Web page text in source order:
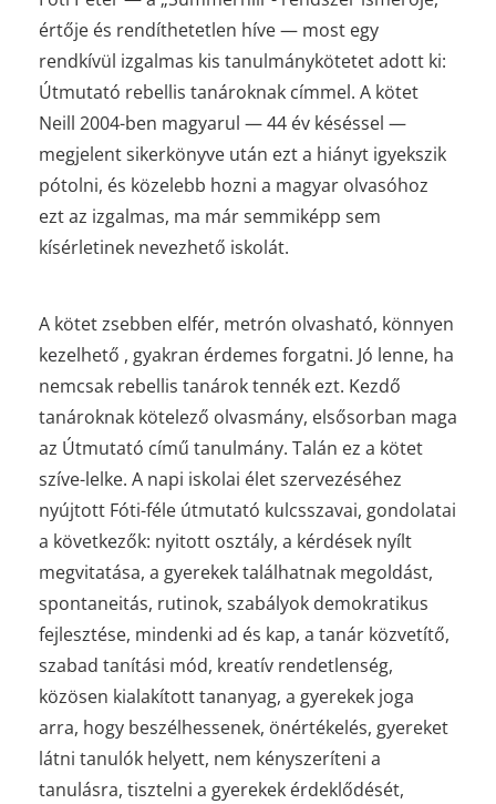
értője és rendíthetetlen híve — most egy
rendkívül izgalmas kis tanulmánykötetet adott ki:
Útmutató rebellis tanároknak címmel. A kötet
Neill 2004-ben magyarul — 44 év késéssel —
megjelent sikerkönyve után ezt a hiányt igyekszik
pótolni, és közelebb hozni a magyar olvasóhoz
ezt az izgalmas, ma már semmiképp sem
kísérletinek nevezhető iskolát.
A kötet zsebben elfér, metrón olvasható, könnyen
kezelhető , gyakran érdemes forgatni. Jó lenne, ha
nemcsak rebellis tanárok tennék ezt. Kezdő
tanároknak kötelező olvasmány, elsősorban maga
az Útmutató című tanulmány. Talán ez a kötet
szíve-lelke. A napi iskolai élet szervezéséhez
nyújtott Fóti-féle útmutató kulcsszavai, gondolatai
a következők: nyitott osztály, a kérdések nyílt
megvitatása, a gyerekek találhatnak megoldást,
spontaneitás, rutinok, szabályok demokratikus
fejlesztése, mindenki ad és kap, a tanár közvetítő,
szabad tanítási mód, kreatív rendetlenség,
közösen kialakított tananyag, a gyerekek joga
arra, hogy beszélhessenek, önértékelés, gyereket
látni tanulók helyett, nem kényszeríteni a
tanulásra, tisztelni a gyerekek érdeklődését,